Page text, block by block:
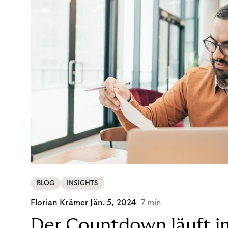
BLOG INSIGHTS
Florian Krämer Jän. 5, 2024 7 min